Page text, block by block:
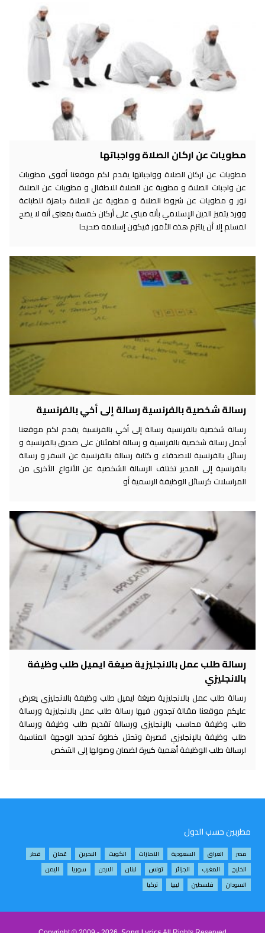
مطويات عن اركان الصلاة وواجباتها
مطويات عن اركان الصلاة وواجباتها يقدم لكم موقعنا أقوى مطويات
عن واجبات الصلاة و مطوية عن الصلاة للاطفال و مطويات عن الصلاة
نور و مطويات عن شروط الصلاة و مطوية عن الصلاة جاهزة للطباعة
وورد يتميز الدين الإسلامي بأنه مبني على أركان خمسة بمعنى أنه لا يصح
لمسلم إلا أن يلتزم هذه الأمور فيكون إسلامه صحيحا
رسالة شخصية بالفرنسية رسالة إلى أخي بالفرنسية
رسالة شخصية بالفرنسية رسالة إلى أخي بالفرنسية يقدم لكم موقعنا
أجمل رسالة شخصية بالفرنسية و رسالة اطمئنان على صديق بالفرنسية و
رسائل بالفرنسية للاصدقاء و كتابة رسالة بالفرنسية عن السفر و رسالة
بالفرنسية إلى المدير تختلف الرسالة الشخصية عن الأنواع الأخرى من
المراسلات كرسائل الوظيفة الرسمية أو
رسالة طلب عمل بالانجليزية صيغة ايميل طلب وظيفة
بالانجليزي
رسالة طلب عمل بالانجليزية صيغة ايميل طلب وظيفة بالانجليزي يعرض
عليكم موقعنا مقالة تجدون فيها رسالة طلب عمل بالانجليزية ورسالة
طلب وظيفة محاسب بالإنجليزي ورسالة تقديم طلب وظيفة ورسالة
طلب وظيفة بالإنجليزي قصيرة وتحتل خطوة تحديد الوجهة المناسبة
لرسالة طلب الوظيفة أهمية كبيرة لضمان وصولها إلى الشخص
مطربين حسب الدول
مصر العراق السعودية الامارات الكويت البحرين عُمان
قطر
الخليج
المغرب الجزائر تونس لبنان الاردن سوريا
اليمن
السودان
فلسطين ليبيا تركيا